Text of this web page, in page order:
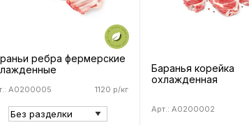
ребра фермерские
1120 р/кг
A0200005
Баранья корейка
охлажденная
Арт.: A0200002